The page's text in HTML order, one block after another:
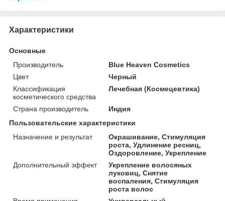
Характеристики
Основные
Производитель
Blue Heaven Cosmetics
Цвет
Черный
Классификация
косметического средства
Лечебная (Космецевтика)
Страна производитель
Индия
Пользовательские характеристики
Назначение и результат
Окрашивание, Стимуляция
роста, Удлинение ресниц,
Оздоровление, Укрепление
Дополнительный эффект
Укрепление волосяных
луковиц, Снятие
воспаления, Стимуляция
роста волос